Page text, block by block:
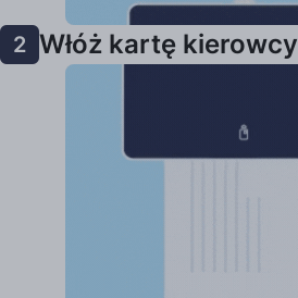
2 Włóż kartę kierowcy